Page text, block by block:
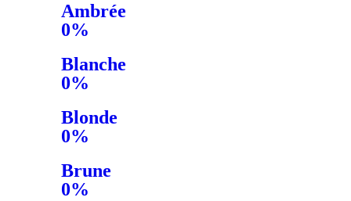
Ambrée
0%
Blanche
0%
Blonde
0%
Brune
0%